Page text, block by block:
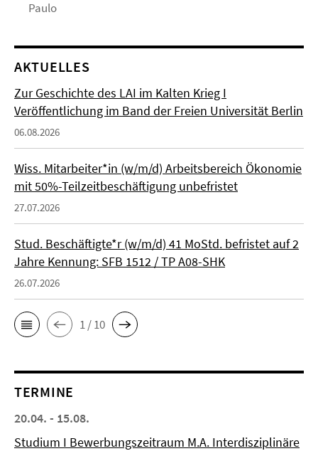
Paulo
AKTUELLES
Zur Geschichte des LAI im Kalten Krieg I
Veröffentlichung im Band der Freien Universität Berlin
06.08.2026
Wiss. Mitarbeiter*in (w/m/d) Arbeitsbereich Ökonomie
mit 50%-Teilzeitbeschäftigung unbefristet
27.07.2026
Stud. Beschäftigte*r (w/m/d) 41 MoStd. befristet auf 2
Jahre Kennung: SFB 1512 / TP A08-SHK
26.07.2026
1 / 10
TERMINE
20.04. - 15.08.
Studium I Bewerbungszeitraum M.A. Interdisziplinäre